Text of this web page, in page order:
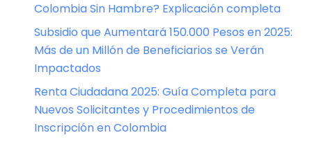
Colombia Sin Hambre? Explicación completa
Subsidio que Aumentará 150.000 Pesos en 2025:
Más de un Millón de Beneficiarios se Verán
Impactados
Renta Ciudadana 2025: Guía Completa para
Nuevos Solicitantes y Procedimientos de
Inscripción en Colombia